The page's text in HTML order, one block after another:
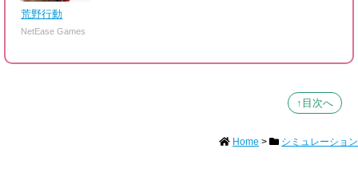
荒野行動
NetEase Games
↑目次へ
Home > シミュレーション